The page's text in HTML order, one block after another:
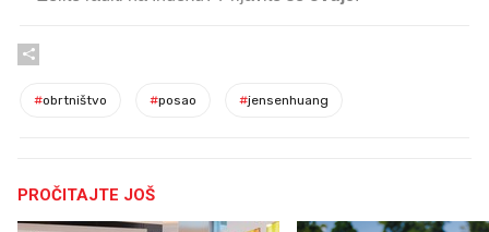
#obrtništvo #posao #jensenhuang
PROČITAJTE JOŠ